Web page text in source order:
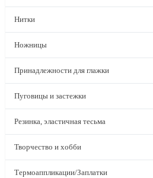
Нитки
Ножницы
Принадлежности для глажки
Пуговицы и застежки
Резинка, эластичная тесьма
Творчество и хобби
Термоаппликации/Заплатки